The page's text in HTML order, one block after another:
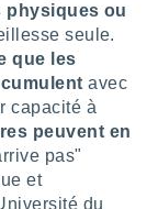
physiques ou
seule.
que les
avec
capacité à
peuvent en
pas"
et
du